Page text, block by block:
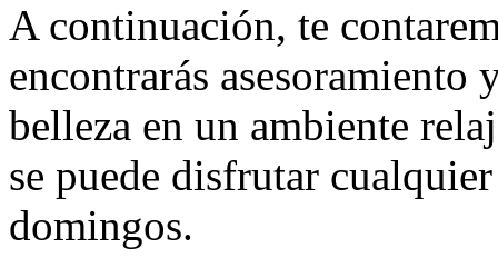
A continuación, te
encontrarás asesoramiento
belleza en un ambiente
se puede disfrutar
domingos.